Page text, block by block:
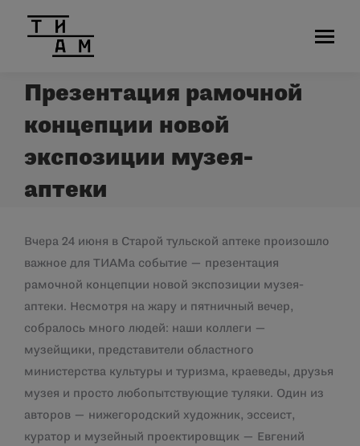
Презентация рамочной
концепции новой
экспозиции музея-
аптеки
Вчера 24 июня в Старой тульской аптеке произошло
важное для ТИАМа событие — презентация
рамочной концепции новой экспозиции музея-
аптеки. Несмотря на жару и пятничный вечер,
собралось много людей: наши коллеги —
музейщики, представители областного
министерства культуры и туризма, краеведы, друзья
музея и просто любопытствующие туляки. Один из
авторов — нижегородский художник, эссеист,
куратор и музейный проектировщик — Евгений